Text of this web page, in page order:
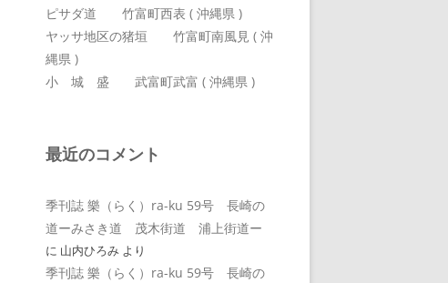
ピサダ道 竹富町西表 ( 沖縄県 )
ヤッサ地区の猪垣 竹富町南風見 ( 沖
縄県 )
小 城 盛 武富町武富 ( 沖縄県 )
最近のコメント
季刊誌 樂（らく）ra-ku 59号 長崎の
道ーみさき道 茂木街道 浦上街道ー
に 山内ひろみ より
季刊誌 樂（らく）ra-ku 59号 長崎の